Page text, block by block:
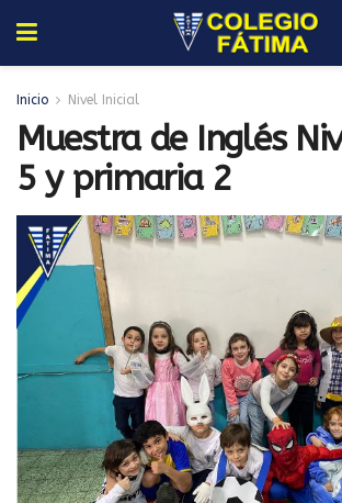
Inicio Nivel Inicial
Muestra de Inglés
5 y primaria 2